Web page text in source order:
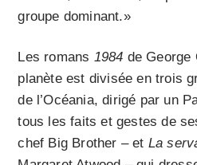
groupe dominant.»
Les romans 1984 de George
planète est divisée en trois
de l’Océania, dirigé par un
tous les faits et gestes de
chef Big Brother – et La